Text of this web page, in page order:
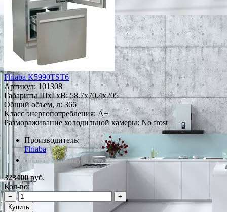
Fhiaba K5990TST6
Артикул: 101308
Габариты ШxГxВ: 58.7x70.4x205
Общий объем, л: 366
Класс энергопотребления: A+
Размораживание холодильной камеры: No frost
Производитель:
Fhiaba
*Наличие уточняйте у менеджера
323400руб.
Кол-во:
−
+
Купить